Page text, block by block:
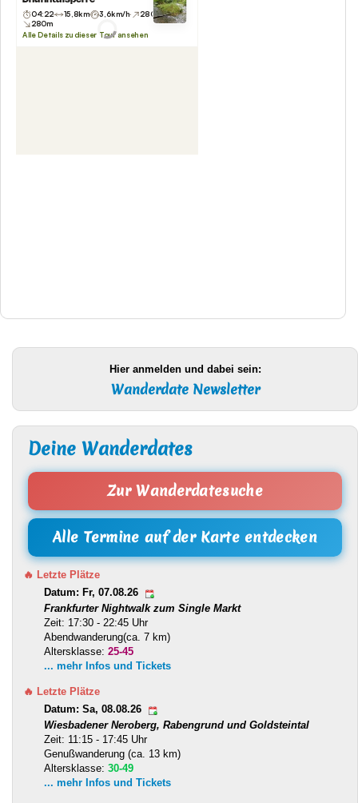
Hier anmelden und dabei sein:
Wanderdate Newsletter
Deine Wanderdates
Zur Wanderdatesuche
Alle Termine auf der Karte entdecken
🔥 Letzte Plätze
Datum: Fr, 07.08.26
Frankfurter Nightwalk zum Single Markt
Zeit: 17:30 - 22:45 Uhr
Abendwanderung(ca. 7 km)
Altersklasse: 25-45
... mehr Infos und Tickets
🔥 Letzte Plätze
Datum: Sa, 08.08.26
Wiesbadener Neroberg, Rabengrund und Goldsteintal
Zeit: 11:15 - 17:45 Uhr
Genußwanderung (ca. 13 km)
Altersklasse: 30-49
... mehr Infos und Tickets